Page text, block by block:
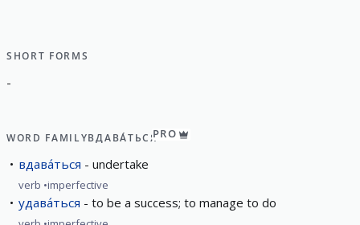
SHORT FORMS
-
WORD FAMILYВДАВА́ТЬСЯPRO
вдава́ться undertake
verb imperfective
удава́ться to be a success; to manage to do